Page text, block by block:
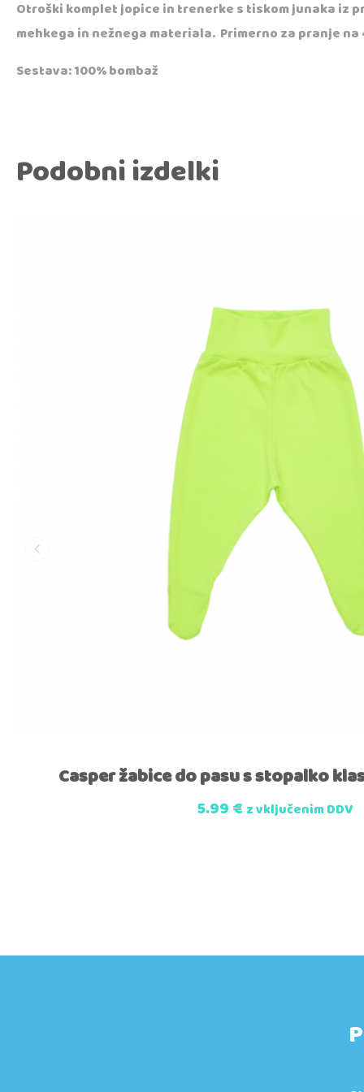
Otroški komplet jopice in trenerke s tiskom junaka iz
mehkega in nežnega materiala. Primerno za pranje na
Sestava: 100% bombaž
Podobni izdelki
Casper žabice do pasu s stopalko
5.99€ z vključenim DDV